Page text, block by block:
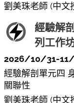
劉美珠老師 (中文
經驗解
列工作
2026/10/31-
經驗解剖單元四
關聯性
劉美珠老師 (中文